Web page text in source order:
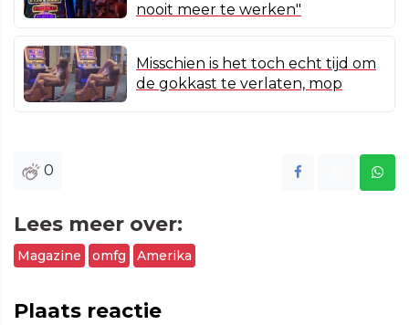
nooit meer te werken"
Misschien is het toch echt tijd om
de gokkast te verlaten, mop
0
Lees meer over:
Magazine omfg Amerika
Plaats reactie